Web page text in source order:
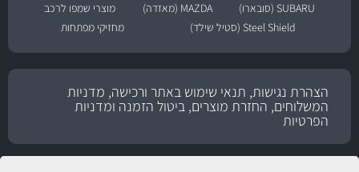
SUBARU (סובארו)
MAZDA (מאזדה)
מוצרי שמפו לרכב
Steel Shield (סטיל שילד)
מחזיקי מפתחות
הצהרת נגישות, תנאי שימוש באתר ורכישה, מדניות
המשלוחים, החזרת מוצרים, ביטול הזמנה ומדניות
הפרטיות